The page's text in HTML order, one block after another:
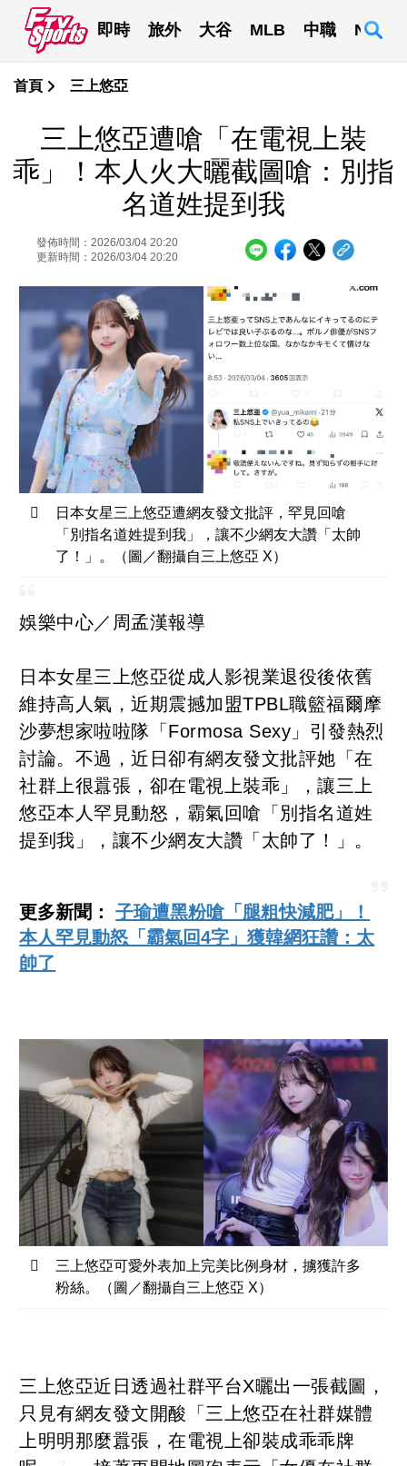
即時 旅外 大谷 MLB 中職 NBA
首頁 三上悠亞
三上悠亞遭嗆「在電視上裝
乖」！本人火大曬截圖嗆：別指
名道姓提到我
發佈時間：2026/03/04 20:20
更新時間：2026/03/04 20:20
日本女星三上悠亞遭網友發文批評，罕見回嗆
「別指名道姓提到我」，讓不少網友大讚「太帥
了！」。（圖／翻攝自三上悠亞 X）
娛樂中心／周孟漢報導
日本女星三上悠亞從成人影視業退役後依舊
維持高人氣，近期震撼加盟TPBL職籃福爾摩
沙夢想家啦啦隊「Formosa Sexy」引發熱烈
討論。不過，近日卻有網友發文批評她「在
社群上很囂張，卻在電視上裝乖」，讓三上
悠亞本人罕見動怒，霸氣回嗆「別指名道姓
提到我」，讓不少網友大讚「太帥了！」。
更多新聞：子瑜遭黑粉嗆「腿粗快減肥」！
本人罕見動怒「霸氣回4字」獲韓網狂讚：太
帥了
三上悠亞可愛外表加上完美比例身材，擄獲許多
粉絲。（圖／翻攝自三上悠亞 X）
三上悠亞近日透過社群平台X曬出一張截圖，
只見有網友發文開酸「三上悠亞在社群媒體
上明明那麼囂張，在電視上卻裝成乖乖牌